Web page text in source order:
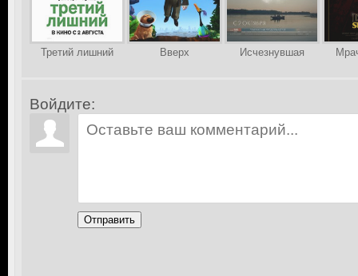
Третий лишний Вверх Исчезнувшая
Войдите:
Отправить